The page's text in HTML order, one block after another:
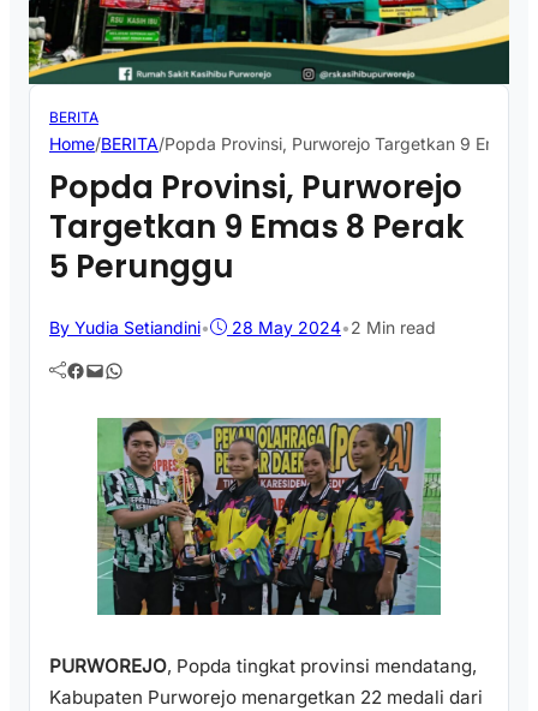
BERITA
Home/BERITA/Popda Provinsi, Purworejo Targetkan 9 Emas
Popda Provinsi, Purworejo
Targetkan 9 Emas 8 Perak
5 Perunggu
By Yudia Setiandini• 28 May 2024•2 Min read
Facebook Mail WhatsApp
PURWOREJO, Popda tingkat provinsi mendatang,
Kabupaten Purworejo menargetkan 22 medali dari